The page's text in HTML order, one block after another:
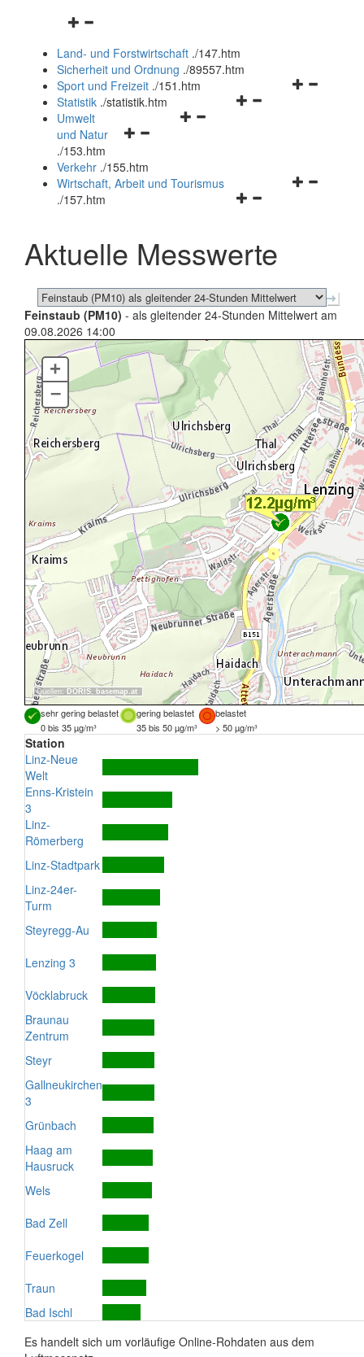
Navigationsmenü
und
schließen
Land- und Forstwirtschaft ./147.htm
Sicherheit und Ordnung ./89557.htm
Navigationsmenü
Sport und Freizeit ./151.htm
Navigationsmenü
Statistik ./statistik.htm
Navigationsmenü
und
schließen
Umwelt
und Natur
./153.htm
Verkehr ./155.htm
Navigationsmenü
schließen
Wirtschaft, Arbeit und Tourismus
./157.htm
Aktuelle Messwerte
Feinstaub (PM10) - als gleitender 24-Stunden Mittelwert am
09.08.2026 14:00
Quellen: DORIS, basemap.at
+
–
sehr gering belastet gering belastet
belastet
0 bis 35 µg/m³
35 bis 50 µg/m³ > 50 µg/m³
Station
Linz-Neue
Welt
Enns-Kristein
3
Linz-
Römerberg
Linz-Stadtpark
Linz-24er-
Turm
Steyregg-Au
Lenzing 3
Vöcklabruck
Braunau
Zentrum
Steyr
Gallneukirchen
3
Grünbach
Haag am
Hausruck
Wels
Bad Zell
Feuerkogel
Traun
Bad Ischl
Es handelt sich um vorläufige Online-Rohdaten aus dem